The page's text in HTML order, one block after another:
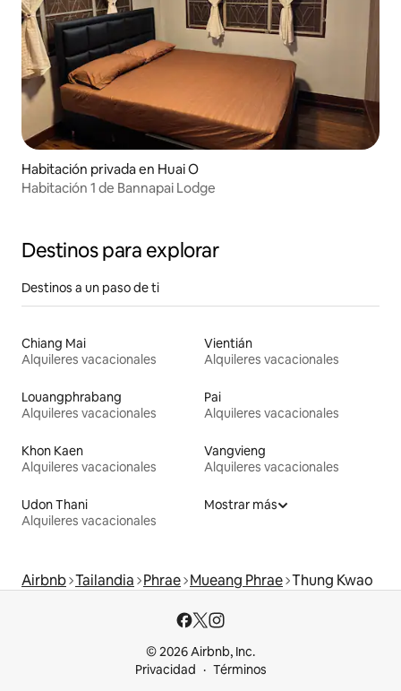
Habitación privada en Huai O
Habitación 1 de Bannapai Lodge
Destinos para explorar
Destinos a un paso de ti
Chiang Mai
Alquileres vacacionales
Vientián
Alquileres vacacionales
Louangphrabang
Alquileres vacacionales
Pai
Alquileres vacacionales
Khon Kaen
Alquileres vacacionales
Vangvieng
Alquileres vacacionales
Udon Thani
Alquileres vacacionales
Mostrar más
Airbnb Tailandia Phrae Mueang Phrae Thung Kwao
© 2026 Airbnb, Inc.
Privacidad
Términos